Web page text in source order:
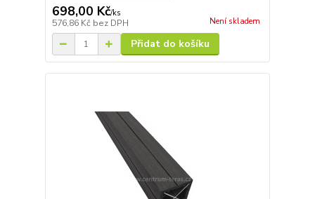
698,00 Kč/ks
576,86 Kč bez DPH Není skladem
Přidat do košíku